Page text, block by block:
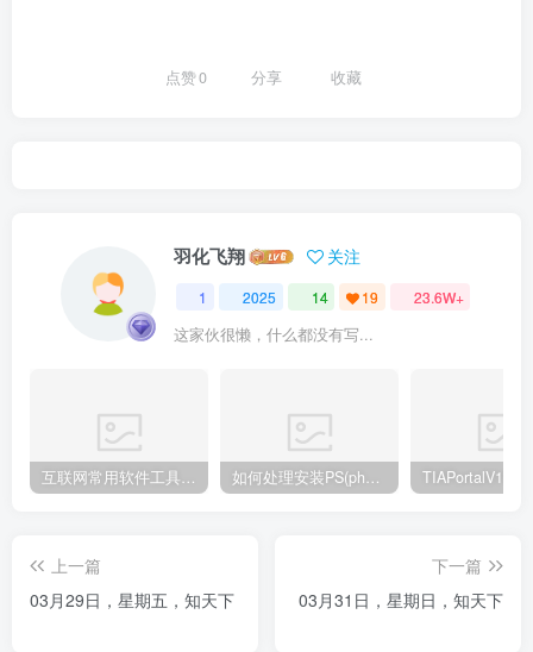
点赞0 分享 收藏
羽化飞翔 关注
1 2025 14 19 23.6W+
这家伙很懒，什么都没有写...
互联网常用软件工具资源汇总贴 如何处理安装PS(photoshop cc2018) 时，提示系统或者IE浏览器需要升级
上一篇
03月29日，星期五，知天下
下一篇
03月31日，星期日，知天下